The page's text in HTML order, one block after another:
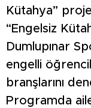
Kütahya”
“Engelsiz
Dumlupınar
engelli
branşlarını
Programda